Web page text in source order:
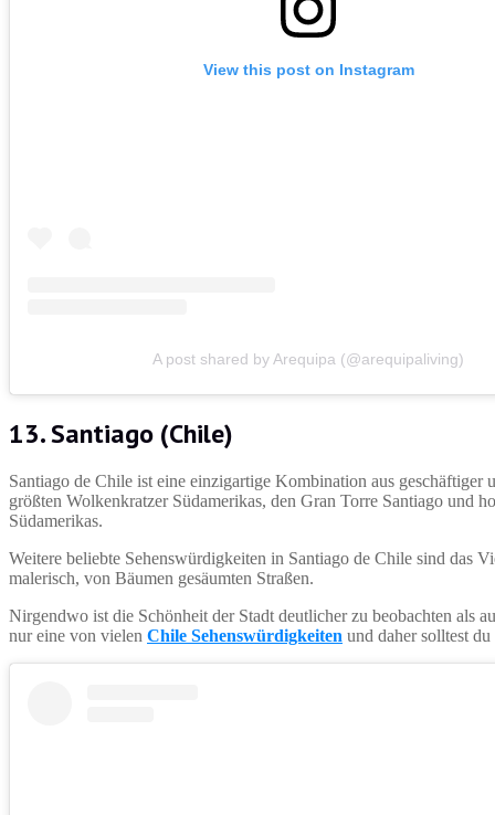
View this post on Instagram
A post shared by Arequipa (@arequipaliving)
13. Santiago (Chile)
Santiago de Chile ist eine einzigartige Kombination aus
größten Wolkenkratzer Südamerikas, den Gran Torre Santiago und
Südamerikas.
Weitere beliebte Sehenswürdigkeiten in Santiago de Chile sind das
malerisch, von Bäumen gesäumten Straßen.
Nirgendwo ist die Schönheit der Stadt deutlicher zu beobachten als
nur eine von vielen Chile Sehenswürdigkeiten und daher solltest